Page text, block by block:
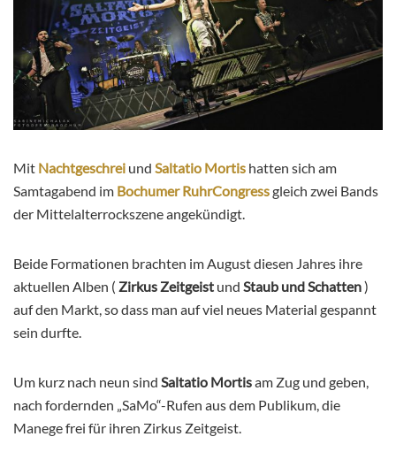
Mit Nachtgeschrei und Saltatio Mortis hatten sich am
Samtagabend im Bochumer RuhrCongressgleich zwei Bands
der Mittelalterrockszene angekündigt.
Beide Formationen brachten im August diesen Jahres ihre
aktuellen Alben ( Zirkus Zeitgeist und Staub und Schatten)
auf den Markt, so dass man auf viel neues Material gespannt
sein durfte.
Um kurz nach neun sind Saltatio Mortisam Zug und geben,
nach fordernden „SaMo“-Rufen aus dem Publikum, die
Manege frei für ihren Zirkus Zeitgeist.